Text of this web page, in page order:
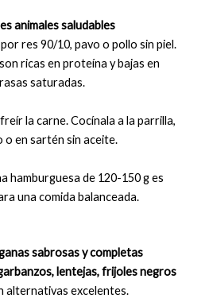
animales saludables
res 90/10, pavo o pollo sin piel.
ricas en proteína y bajas en
saturadas.
la carne. Cocínala a la parrilla,
o en sartén sin aceite.
hamburguesa de 120-150 g es
una comida balanceada.
sabrosas y completas
lentejas, frijoles negros
alternativas excelentes.